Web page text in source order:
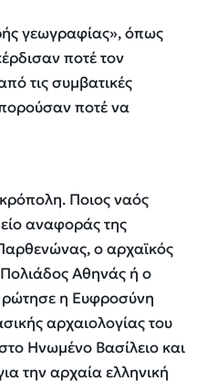
γεωγραφίας», όπως
ποτέ τον
τις συμβατικές
ποτέ να
Ποιος ναός
αναφοράς της
ο αρχαϊκός
Αθηνάς ή ο
ρώτησε η Ευφροσύνη
αρχαιολογίας του
Ηνωμένο Βασίλειο και
την αρχαία ελληνική